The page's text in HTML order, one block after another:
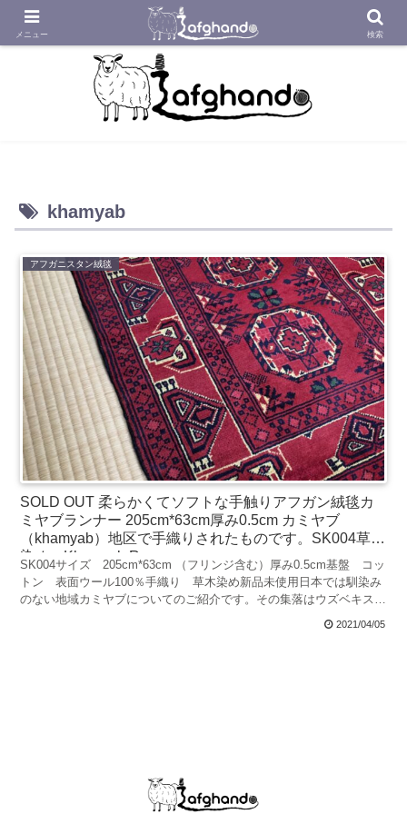
アフガニスタンの工房から織り紡いだアフガン絨毯をあなたへ
khamyab
アフガニスタン絨毯
SOLD OUT 柔らかくてソフトな手触りアフガン絨毯カ
ミヤブランナー 205cm*63cm厚み0.5cm カミヤブ
（khamyab）地区で手織りされたものです。SK004草木
染め。Khamyab Rug
SK004サイズ 205cm*63cm （フリンジ含む）厚み0.5cm基盤 コッ
トン 表面ウール100％手織り 草木染め新品未使用日本では馴染み
のない地域カミヤブについてのご紹介です。その集落はウズベキスタ
2021/04/05
メニュー 検索